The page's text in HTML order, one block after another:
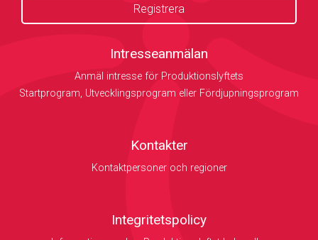
Intresseanmälan
Anmäl intresse för Produktionslyftets
Startprogram, Utvecklingsprogram eller Fördjupningsprogram
Kontakter
Kontaktpersoner och regioner
Integritetspolicy